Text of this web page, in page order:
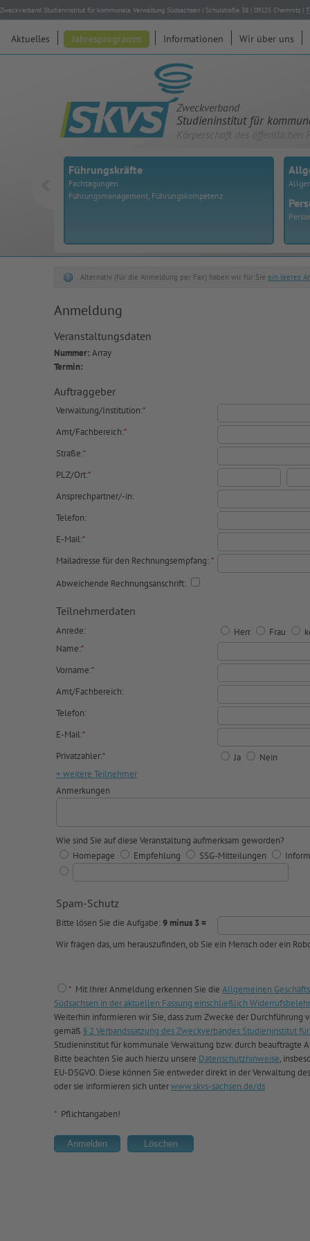
Zweckverband Studieninstitut für kommunale Verwaltung Südsachsen | Schulstraße 38 | 09125 Chemnitz |
Aktuelles Jahresprogramm Informationen Wir über uns
Zweckverband
Studieninstitut für
Körperschaft des öffentlichen
Führungskräfte
Fachtagungen
Führungsmanagement, Führungskompetenz
Alternativ (für die Anmeldung per Fax) haben wir für Sie ein leeres
Anmeldung
Veranstaltungsdaten
Nummer: Array
Termin:
Auftraggeber
Verwaltung/Institution:*
Amt/Fachbereich:*
Straße:*
PLZ/Ort:*
Ansprechpartner/-in:
Telefon:
E-Mail:*
Mailadresse für den Rechnungsempfang:*
Abweichende Rechnungsanschrift:
Teilnehmerdaten
Anrede: Herr Frau
Name:*
Vorname:*
Amt/Fachbereich:
Telefon:
E-Mail:*
Privatzahler:* Ja
Nein
+ weitere Teilnehmer
Anmerkungen
Wie sind Sie auf diese Veranstaltung aufmerksam geworden?
Homepage
Empfehlung SSG-Mitteilungen
Spam-Schutz
Bitte lösen Sie die Aufgabe:9 minus 3 =
Wir fragen das, um herauszufinden, ob Sie ein Mensch oder ein
* Mit Ihrer Anmeldung erkennen Sie die Allgemeinen
Südsachsen in der aktuellen Fassung einschließlich
Weiterhin informieren wir Sie, dass zum Zwecke der Durchführung
gemäß § 2 Verbandssatzung des Zweckverbandes Studieninstitut
Studieninstitut für kommunale Verwaltung bzw. durch beauftragte
Bitte beachten Sie auch hierzu unsere Datenschutzhinweise,
EU-DSGVO. Diese können Sie entweder direkt in der Verwaltung
oder sie informieren sich unterwww.skvs-sachsen.de/ds
* Pflichtangaben!